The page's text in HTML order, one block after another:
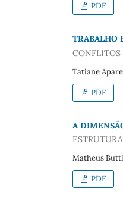
PDF
TRABALHO
Tatiane
PDF
A
Matheus
PDF